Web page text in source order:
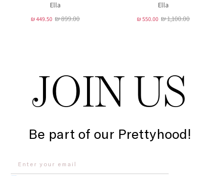
Ella
₪ 449.50 ₪ 899.00
Ella
₪ 550.00 ₪ 1,100.00
JOIN US
Be part of our Prettyhood!